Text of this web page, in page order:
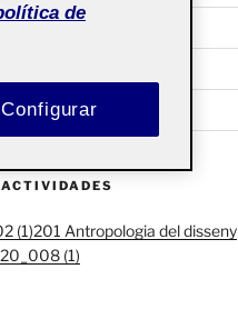
JO?
y bienvenidas!
(1)201 Antropologia del disseny
(1)
de
Configurar